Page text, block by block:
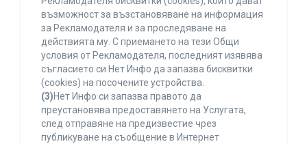
възможност за възстановяване на информация
за Рекламодателя и за проследяване на
действията му. С приемането на тези Общи
условия от Рекламодателя, последният изявява
съгласието си Нет Инфо да запазва бисквитки
(cookies) на посочените устройства.
(3)Нет Инфо си запазва правото да
преустановява предоставянето на Услугата,
след отправяне на предизвестие чрез
публикуване на съобщение в Интернет